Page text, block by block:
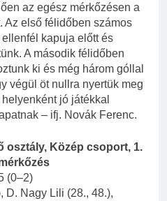
az egész mérkőzésen a
Az első félidőben számos
kapuja előtt és
A második félidőben
ki és még három góllal
végül öt nullra nyertük meg
jó játékkal
– ifj. Novák Ferenc.
osztály, Közép csoport, 1.
(0–2)
D. Nagy Lili (28., 48.),